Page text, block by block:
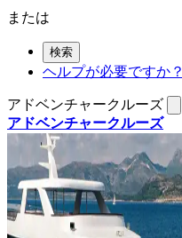
または
検索
ヘルプが必要ですか？
アドベンチャークルーズ
アドベンチャークルーズ